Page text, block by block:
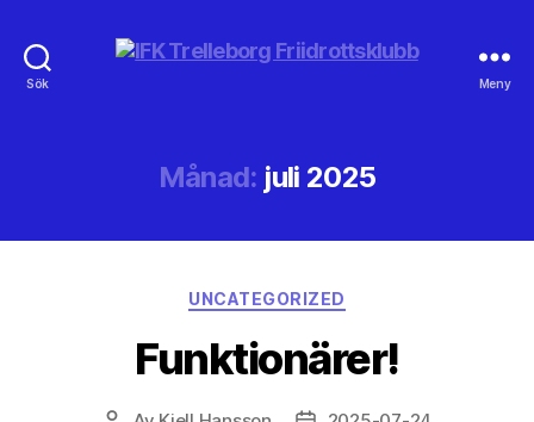
Sök Meny
Månad: juli 2025
Kategorier
UNCATEGORIZED
Funktionärer!